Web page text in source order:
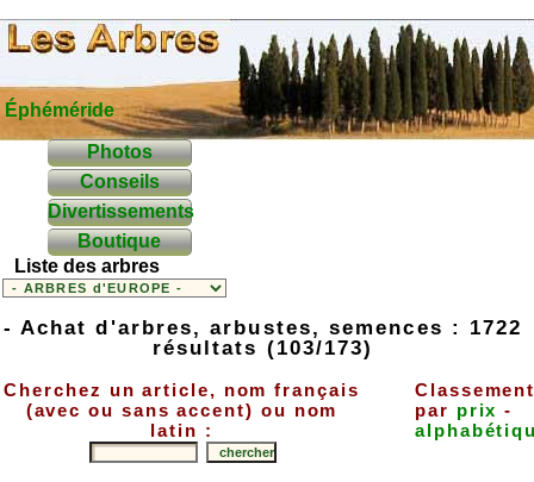
Éphéméride
Photos
Conseils
Divertissements
Boutique
Liste des arbres
- Achat d'arbres, arbustes, semences : 1722
résultats (103/173)
Cherchez un article, nom français
(avec ou sans accent) ou nom
latin :
par prix -